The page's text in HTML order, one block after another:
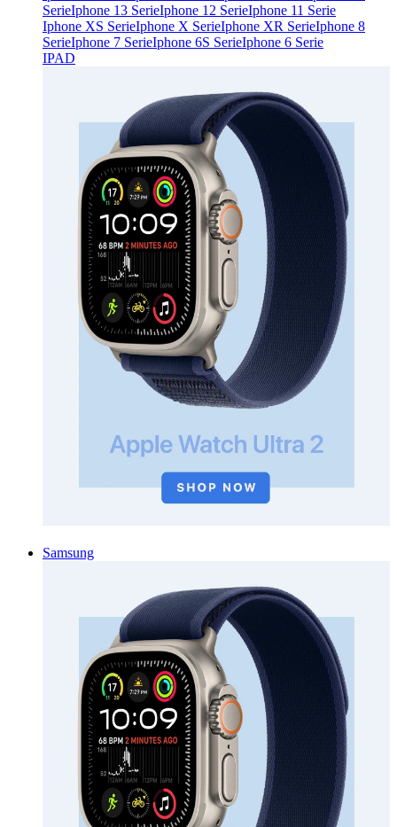
SerieIphone 13 SerieIphone 12 SerieIphone 11 Serie
Iphone XS SerieIphone X SerieIphone XR SerieIphone 8
SerieIphone 7 SerieIphone 6S SerieIphone 6 Serie
IPAD
Samsung